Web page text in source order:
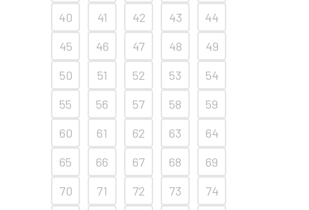
40
41 42 43
44
45
46 47 48
49
50
51 52 53
54
55
56 57 58
59
60
61 62 63
64
65
66 67 68
69
70
71 72 73
74